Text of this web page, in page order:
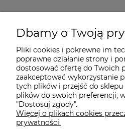
MOJE KONTO
PŁATNOŚCI I DOSTAWA
INFORMACJE
KONTAKT
Dbamy o Twoją
Pliki cookies i pokrewne im
poprawne działanie strony i
dostosować ofertę do Twoich
zaakceptować wykorzystanie
tych plików i przejść do
plików do swoich preferencji,
"Dostosuj zgody".
Więcej o plikach cookies
prywatności.